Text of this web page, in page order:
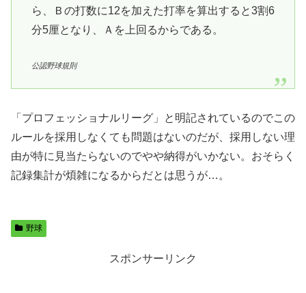
ら、Ｂの打数に12を加えた打率を算出すると3割6
分5厘となり、Ａを上回るからである。
公認野球規則
「プロフェッショナルリーグ」と明記されているのでこの
ルールを採用しなくても問題はないのだが、採用しない理
由が特に見当たらないのでやや納得がいかない。おそらく
記録集計が煩雑になるからだとは思うが…。
野球
スポンサーリンク